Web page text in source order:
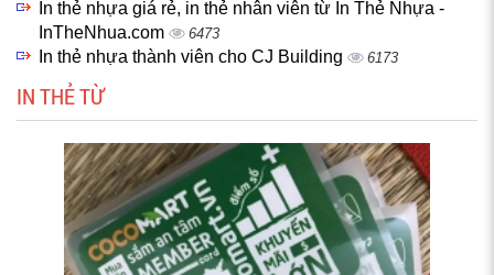
In thẻ nhựa giá rẻ, in thẻ nhân viên từ In Thẻ Nhựa -
InTheNhua.com
6473
In thẻ nhựa thành viên cho CJ Building 6173
IN THẺ TỪ